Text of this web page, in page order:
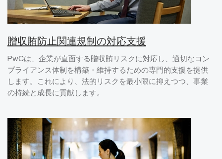
贈収賄防止関連規制の対応支援
PwCは、企業が直面する贈収賄リスクに対応し、適切なコン
プライアンス体制を構築・維持するための専門的支援を提供
します。これにより、法的リスクを最小限に抑えつつ、事業
の持続と成長に貢献します。